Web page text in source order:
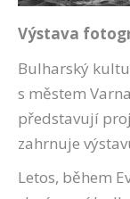
Výstava
Bulharský
s městem
představují
zahrnuje
Letos, během